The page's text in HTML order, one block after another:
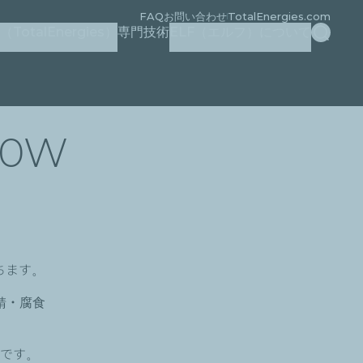
専門技術 検索
FAQお問い合わせTotalEnergies.com
す。
・腐食
す。